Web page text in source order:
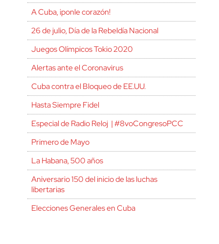
A Cuba, ¡ponle corazón!
26 de julio, Día de la Rebeldía Nacional
Juegos Olímpicos Tokio 2020
Alertas ante el Coronavirus
Cuba contra el Bloqueo de EE.UU.
Hasta Siempre Fidel
Especial de Radio Reloj | #8voCongresoPCC
Primero de Mayo
La Habana, 500 años
Aniversario 150 del inicio de las luchas
libertarias
Elecciones Generales en Cuba